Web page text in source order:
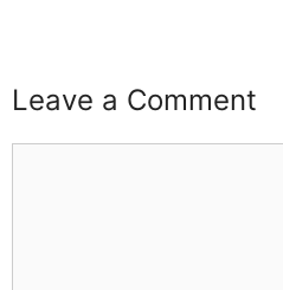
Leave a Comment